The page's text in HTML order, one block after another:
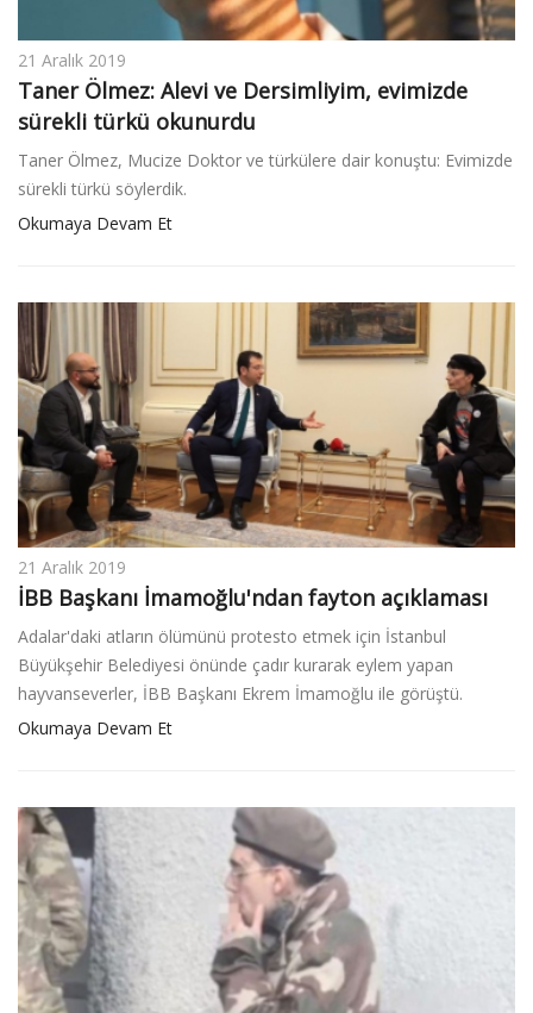
21 Aralık 2019
Taner Ölmez: Alevi ve Dersimliyim, evimizde
sürekli türkü okunurdu
Taner Ölmez, Mucize Doktor ve türkülere dair konuştu: Evimizde
sürekli türkü söylerdik.
Okumaya Devam Et
21 Aralık 2019
İBB Başkanı İmamoğlu'ndan fayton açıklaması
Adalar'daki atların ölümünü protesto etmek için İstanbul
Büyükşehir Belediyesi önünde çadır kurarak eylem yapan
hayvanseverler, İBB Başkanı Ekrem İmamoğlu ile görüştü.
Okumaya Devam Et